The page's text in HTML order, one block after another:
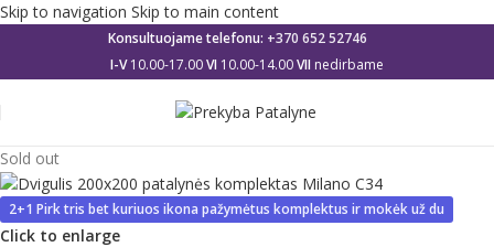
Skip to navigation Skip to main content
Konsultuojame telefonu: +370 652 52746
I-V10.00-17.00VI 10.00-14.00VII nedirbame
Sold out
2+1 Pirk tris bet kuriuos ikona pažymėtus komplektus ir mokėk už du
Click to enlarge